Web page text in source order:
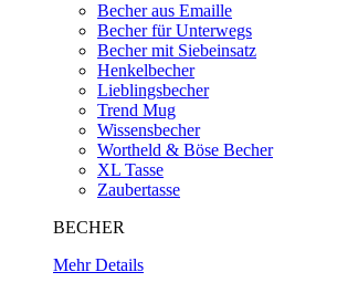
Becher aus Emaille
Becher für Unterwegs
Becher mit Siebeinsatz
Henkelbecher
Lieblingsbecher
Trend Mug
Wissensbecher
Wortheld & Böse Becher
XL Tasse
Zaubertasse
BECHER
Mehr Details